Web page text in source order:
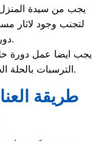
يجب من سيدة
لتجنب وجود لاثار
دورة الغسيل.
يجب ايضا عمل دورة
الترسبات بالحلة الخارجية والداخلية بالغسالة.
طريقة